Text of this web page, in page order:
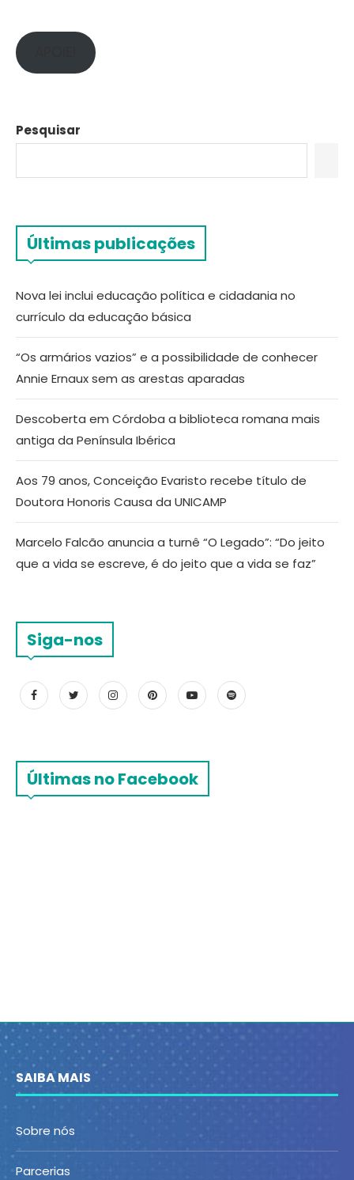
Pesquisar
Últimas publicações
Nova lei inclui educação política e cidadania no
currículo da educação básica
“Os armários vazios” e a possibilidade de conhecer
Annie Ernaux sem as arestas aparadas
Descoberta em Córdoba a biblioteca romana mais
antiga da Península Ibérica
Aos 79 anos, Conceição Evaristo recebe título de
Doutora Honoris Causa da UNICAMP
Marcelo Falcão anuncia a turnê “O Legado”: “Do jeito
que a vida se escreve, é do jeito que a vida se faz”
Siga-nos
Últimas no Facebook
SAIBA MAIS
Sobre nós
Parcerias